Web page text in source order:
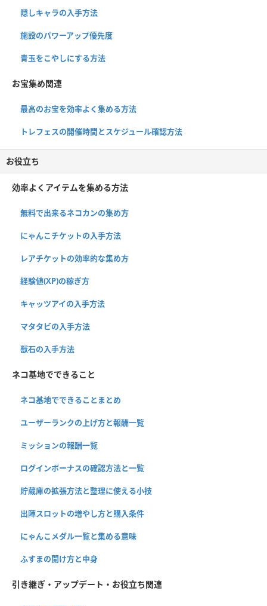
隠しキャラの入手方法
施設のパワーアップ優先度
青玉をこやしにする方法
お宝集め関連
最高のお宝を効率よく集める方法
トレフェスの開催時間とスケジュール確認方法
お役立ち
効率よくアイテムを集める方法
無料で出来るネコカンの集め方
にゃんこチケットの入手方法
レアチケットの効率的な集め方
経験値(XP)の稼ぎ方
キャッツアイの入手方法
マタタビの入手方法
獣石の入手方法
ネコ基地でできること
ネコ基地でできることまとめ
ユーザーランクの上げ方と報酬一覧
ミッションの報酬一覧
ログインボーナスの確認方法と一覧
貯蔵庫の拡張方法と整理に使える小技
出陣スロットの増やし方と購入条件
にゃんこメダル一覧と集める意味
ふすまの開け方と中身
引き継ぎ・アップデート・お役立ち関連